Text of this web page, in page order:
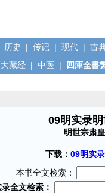
历史 | 传记 | 现代 | 古
大藏经 | 中医 | 四庫全書
09明实录明
明世宗肃
下载： 09明实
本书全文检索：